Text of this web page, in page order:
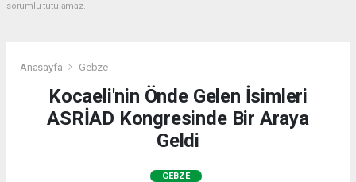
sorumlu tutulamaz.
Anasayfa Gebze
Kocaeli'nin Önde Gelen İsimleri
ASRİAD Kongresinde Bir Araya
Geldi
GEBZE